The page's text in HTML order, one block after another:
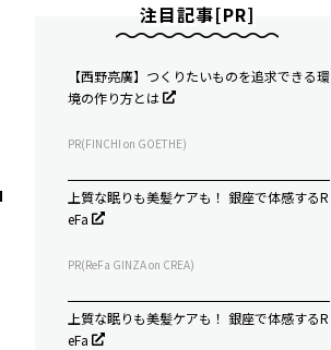
注目記事[PR]
【西野亮廣】つくりたいものを追求できる環
境の作り方とは
PR(FINCHI on GOETHE)
上質な眠りも美髪ケアも！ 銀座で体感するR
eFa
PR(ReFa GINZA on CREA)
上質な眠りも美髪ケアも！ 銀座で体感するR
eFa